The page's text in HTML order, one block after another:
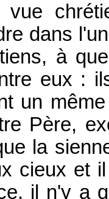
dans
à
eux :
un
Père,
la
cieux et
il n'y a